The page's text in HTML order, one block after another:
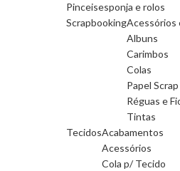
Pinceisesponja e rolos
ScrapbookingAcessórios
Albuns
Carimbos
Colas
Papel Scrap
Réguas e
Tintas
TecidosAcabamentos
Acessórios
Cola p/ Tecido